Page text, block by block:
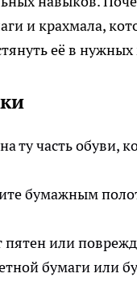
и крахмала,
её в нужных
ту часть обуви,
бумажным
или
бумаги или